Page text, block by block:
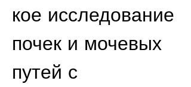
кое исследование
почек и мочевых
путей с